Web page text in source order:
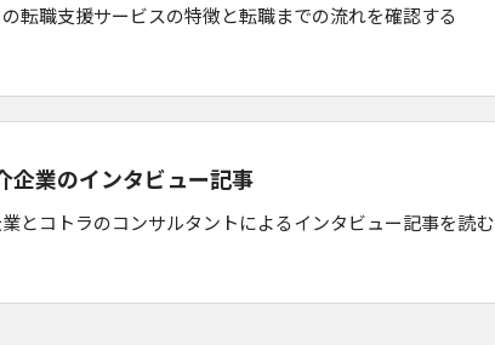
転職支援サービスの特徴と転職までの流れを確認する
企業のインタビュー記事
とコトラのコンサルタントによるインタビュー記事を読む